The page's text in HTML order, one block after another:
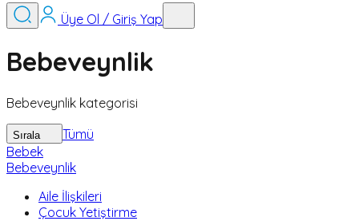
Üye Ol / Giriş Yap
Bebeveynlik
Bebeveynlik kategorisi
Sırala
Tümü
Bebek
Bebeveynlik
Aile İlişkileri
Çocuk Yetiştirme